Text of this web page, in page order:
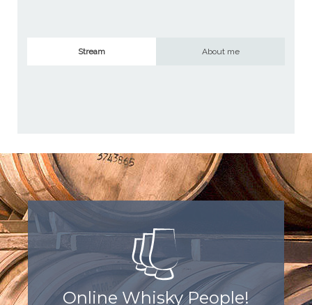
Stream About me
Online Whisky People!